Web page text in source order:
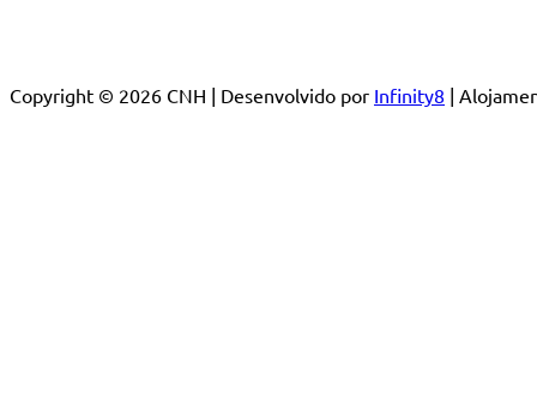
Copyright © 2026 CNH | Desenvolvido por Infinity8 |